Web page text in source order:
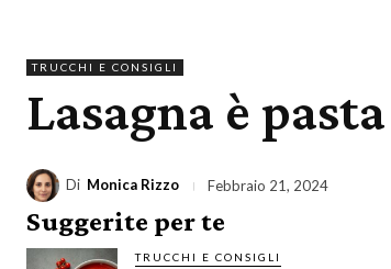
TRUCCHI E CONSIGLI
Lasagna è
Di Monica Rizzo Febbraio 21, 2024
Suggerite per te
TRUCCHI E CONSIGLI